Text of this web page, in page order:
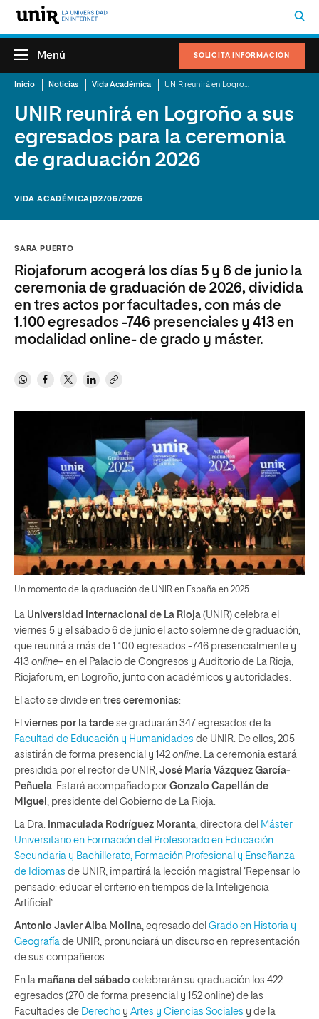
SOLICITA INFORMACIÓN
Menú
Inicio Noticias Vida Académica
UNIR reunirá en Logroño a sus
egresados para la ceremonia
de graduación 2026
VIDA ACADÉMICA |02/06/2026
SARA PUERTO
Riojaforum acogerá los días 5 y 6 de junio la
ceremonia de graduación de 2026, dividida
en tres actos por facultades, con más de
1.100 egresados -746 presenciales y 413 en
modalidad online- de grado y máster.
Un momento de la graduación de UNIR en España en 2025.
La Universidad Internacional de La Rioja (UNIR) celebra el
viernes 5 y el sábado 6 de junio el acto solemne de graduación,
que reunirá a más de 1.100 egresados -746 presencialmente y
413 online– en el Palacio de Congresos y Auditorio de La Rioja,
Riojaforum, en Logroño, junto con académicos y autoridades.
El acto se divide en tres ceremonias:
El viernes por la tarde se graduarán 347 egresados de la
Facultad de Educación y Humanidades de UNIR. De ellos, 205
asistirán de forma presencial y 142 online . La ceremonia estará
presidida por el rector de UNIR, José María Vázquez García-
Peñuela . Estará acompañado por Gonzalo Capellán de
Miguel
, presidente del Gobierno de La Rioja.
La Dra. Inmaculada Rodríguez Moranta , directora del Máster
Universitario en Formación del Profesorado en Educación
Secundaria y Bachillerato, Formación Profesional y Enseñanza
de Idiomas de UNIR, impartirá la lección magistral ‘Repensar lo
pensado: educar el criterio en tiempos de la Inteligencia
Artificial’.
Antonio Javier Alba Molina , egresado del Grado en Historia y
Geografía de UNIR, pronunciará un discurso en representación
de sus compañeros.
En la mañana del sábado celebrarán su graduación los 422
egresados (270 de forma presencial y 152 online) de las
Facultades de Derecho y Artes y Ciencias Sociales y de la